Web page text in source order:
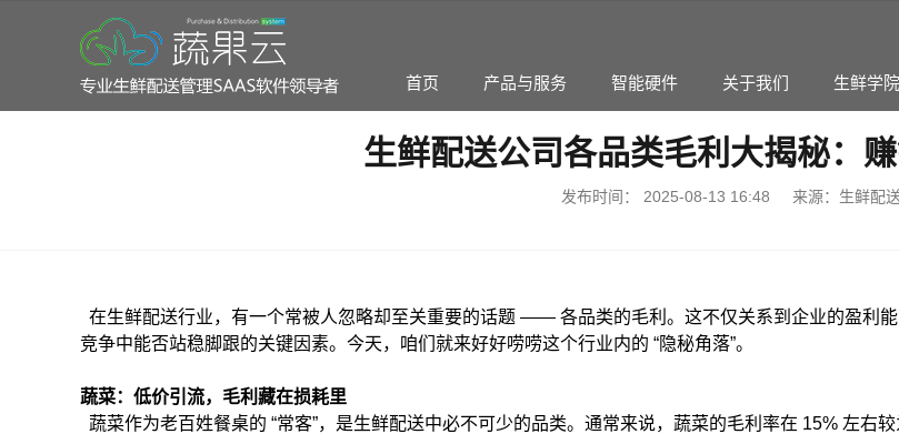
首页 产品与服务
社区团购配送 订货云智能订货批发系统
平台级智能
智能硬件 关于我们 生鲜学院
生鲜配送公司各品类毛利大揭秘：
发布时间： 2025-08-13 16:48 来源：生鲜配
在生鲜配送行业，有一个常被人忽略却至关重要的话题 —— 各品类的毛利。这不仅关系到企业的盈利
竞争中能否站稳脚跟的关键因素。今天，咱们就来好好唠唠这个行业内的 “隐秘角落”。
蔬菜：低价引流，毛利藏在损耗里
蔬菜作为老百姓餐桌的 “常客”，是生鲜配送中必不可少的品类。通常来说，蔬菜的毛利率在 15% 左右